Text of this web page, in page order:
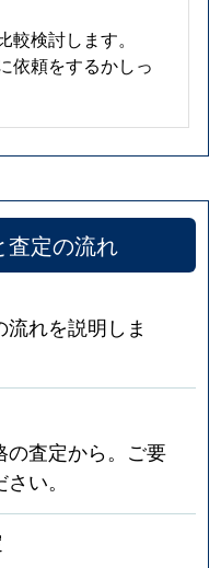
検討します。
依頼をするかしっ
査定の流れ
れを説明しま
の査定から。ご要
い。